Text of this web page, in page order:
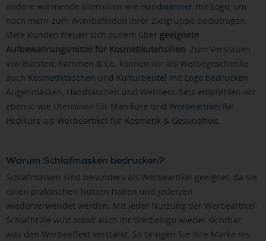
andere wärmende Utensilien wie Handwärmer mit Logo, um
noch mehr zum Wohlbefinden Ihrer Zielgruppe beizutragen.
Viele Kunden freuen sich zudem über geeignete
Aufbewahrungsmittel für Kosmetikutensilien. Zum Verstauen
von Bürsten, Kämmen & Co. können wir als Werbegeschenke
auch Kosmetiktaschen und Kulturbeutel mit Logo bedrucken.
Augenmasken, Handtaschen und Wellness-Sets empfehlen wir
ebenso wie Utensilien für Maniküre und Werbeartikel für
Pediküre als Werbeartikel für Kosmetik & Gesundheit.
Warum Schlafmasken bedrucken?
Schlafmasken sind besonders als Werbeartikel geeignet, da sie
einen praktischen Nutzen haben und jederzeit
wiederverwendet werden. Mit jeder Nutzung der Werbeartikel-
Schlafbrille wird somit auch Ihr Werbelogo wieder sichtbar,
was den Werbeeffekt verstärkt. So bringen Sie Ihre Marke ins